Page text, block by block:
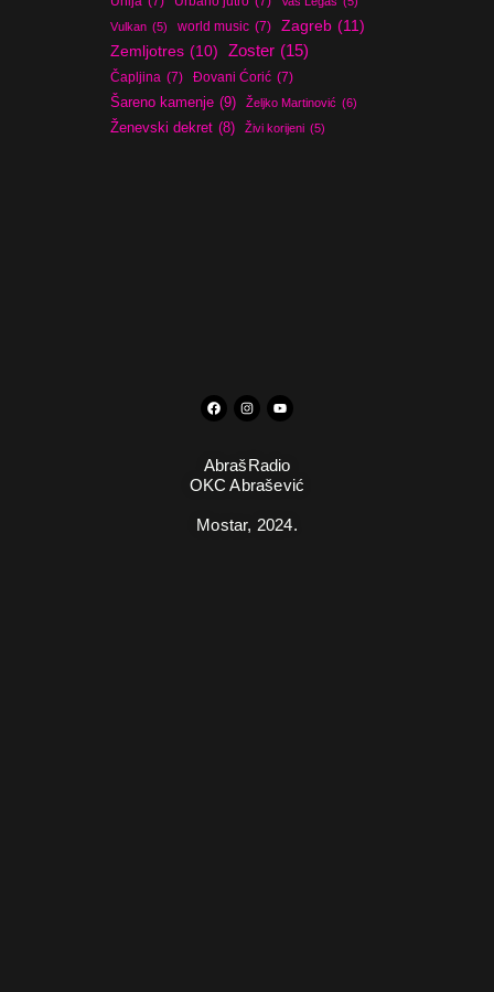
Vulkan (5) world music (7) Zagreb (11)
Zemljotres (10) Zoster (15)
Čapljina (7) Đovani Ćorić (7)
Šareno kamenje (9) Željko Martinović (6)
Ženevski dekret (8) Živi korijeni (5)
AbrašRadio
OKC Abrašević
Mostar, 2024.